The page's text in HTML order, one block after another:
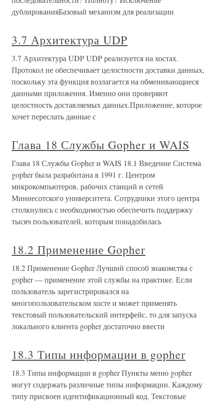
дублированияБазовый механизм для реализации
3.7 Архитектура UDP
3.7 Архитектура UDP UDP реализуется на хостах.
Протокол не обеспечивает целостности доставки данных,
поскольку эта функция возлагается на обменивающиеся
данными приложения. Именно они проверяют
целостность доставляемых данных.Приложение, которое
хочет переслать данные с
Глава 18 Службы Gopher и WAIS
Глава 18 Службы Gopher и WAIS 18.1 Введение Система
gopher была разработана в 1991 г. Центром
микрокомпьютеров, рабочих станций и сетей
Миннесотского университета. Сотрудники этого центра
столкнулись с необходимостью обеспечить поддержку
тысяч пользователей, которым понадобилась
18.2 Применение Gopher
18.2 Применение Gopher Лучший способ знакомства с
gopher — применение этой службы на практике. Если
пользователь зарегистрировался на
многопользовательском хосте и может применять
текстовый пользовательский интерфейс, то для запуска
локального клиента gopher достаточно ввести
18.3 Типы информации в gopher
18.3 Типы информации в gopher Пункты меню gopher
могут содержать различные типы информации. Каждому
типу присвоен идентификационный код. Текстовые